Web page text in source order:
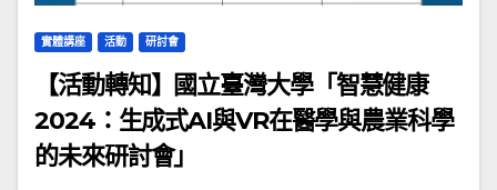
實體講座 活動 研討會
【活動轉知】國立臺灣大學「智慧健康
2024：生成式AI與VR在醫學與農業科學
的未來研討會」